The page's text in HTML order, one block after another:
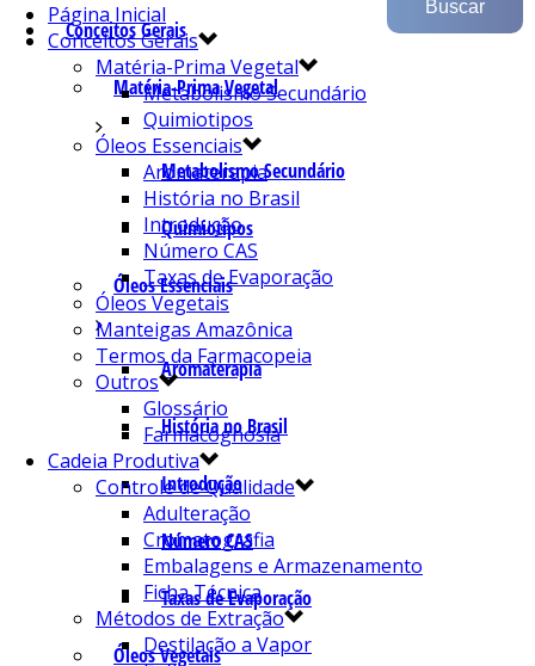
Conceitos Gerais
Matéria-Prima Vegetal
Metabolismo Secundário
Quimiotipos
Óleos Essenciais
Aromaterapia
História no Brasil
Introdução
Número CAS
Taxas de Evaporação
Óleos Vegetais
Página Inicial
Conceitos Gerais
Matéria-Prima Vegetal
Metabolismo Secundário
Quimiotipos
Óleos Essenciais
Aromaterapia
História no Brasil
Introdução
Número CAS
Taxas de Evaporação
Óleos Vegetais
Manteigas Amazônica
Termos da Farmacopeia
Outros
Glossário
Farmacognosia
Cadeia Produtiva
Controle de Qualidade
Adulteração
Cromatografia
Embalagens e Armazenamento
Ficha Técnica
Métodos de Extração
Destilação a Vapor